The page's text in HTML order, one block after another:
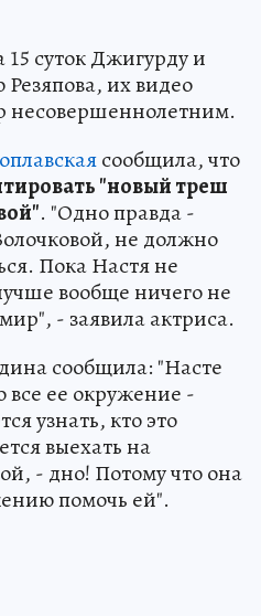
суток Джигурду и
их видео
несовершеннолетним.
сообщила, что
"новый треш
. "Одно правда -
не должно
Пока Настя не
вообще ничего не
- заявила актриса.
сообщила: "Насте
все ее окружение -
узнать, кто это
выехать на
- дно! Потому что она
помочь ей".